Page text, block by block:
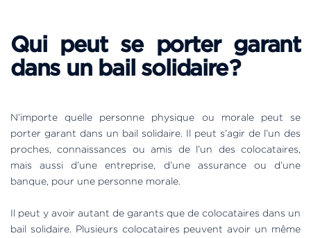
Qui peut se porter garant
dans un bail solidaire ?
N’importe quelle personne physique ou morale peut se
porter garant dans un bail solidaire. Il peut s’agir de l’un des
proches, connaissances ou amis de l’un des colocataires,
mais aussi d’une entreprise, d’une assurance ou d’une
banque, pour une personne morale.
Il peut y avoir autant de garants que de colocataires dans un
bail solidaire. Plusieurs colocataires peuvent avoir un même